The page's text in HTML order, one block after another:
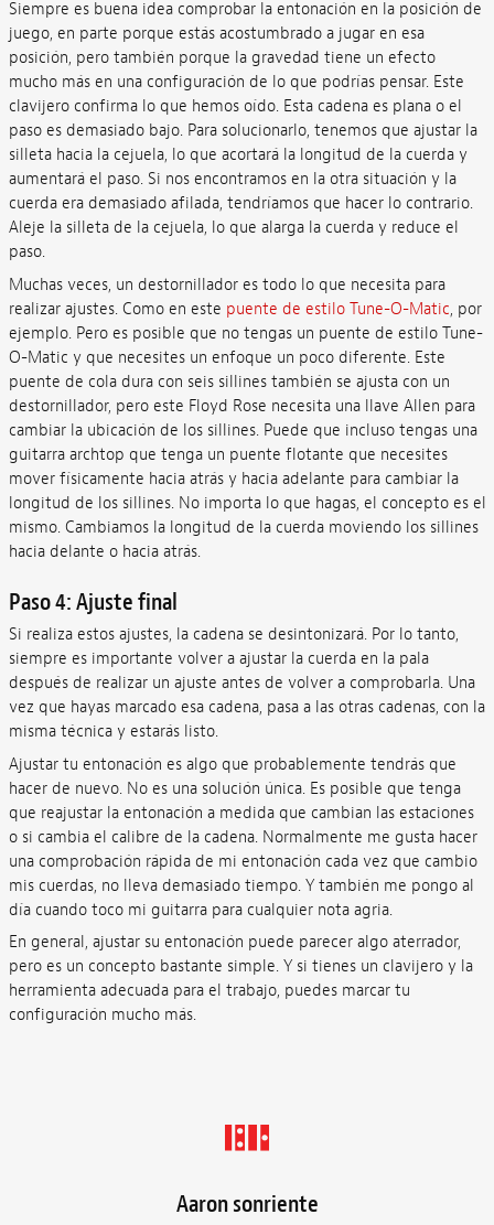
Siempre es buena idea comprobar la entonación en la posición de
juego, en parte porque estás acostumbrado a jugar en esa
posición, pero también porque la gravedad tiene un efecto
mucho más en una configuración de lo que podrías pensar. Este
clavijero confirma lo que hemos oído. Esta cadena es plana o el
paso es demasiado bajo. Para solucionarlo, tenemos que ajustar la
silleta hacia la cejuela, lo que acortará la longitud de la cuerda y
aumentará el paso. Si nos encontramos en la otra situación y la
cuerda era demasiado afilada, tendríamos que hacer lo contrario.
Aleje la silleta de la cejuela, lo que alarga la cuerda y reduce el
paso.
Muchas veces, un destornillador es todo lo que necesita para
realizar ajustes. Como en este puente de estilo Tune-O-Matic, por
ejemplo. Pero es posible que no tengas un puente de estilo Tune-
O-Matic y que necesites un enfoque un poco diferente. Este
puente de cola dura con seis sillines también se ajusta con un
destornillador, pero este Floyd Rose necesita una llave Allen para
cambiar la ubicación de los sillines. Puede que incluso tengas una
guitarra archtop que tenga un puente flotante que necesites
mover físicamente hacia atrás y hacia adelante para cambiar la
longitud de los sillines. No importa lo que hagas, el concepto es el
mismo. Cambiamos la longitud de la cuerda moviendo los sillines
hacia delante o hacia atrás.
Paso 4: Ajuste final
Si realiza estos ajustes, la cadena se desintonizará. Por lo tanto,
siempre es importante volver a ajustar la cuerda en la pala
después de realizar un ajuste antes de volver a comprobarla. Una
vez que hayas marcado esa cadena, pasa a las otras cadenas, con la
misma técnica y estarás listo.
Ajustar tu entonación es algo que probablemente tendrás que
hacer de nuevo. No es una solución única. Es posible que tenga
que reajustar la entonación a medida que cambian las estaciones
o si cambia el calibre de la cadena. Normalmente me gusta hacer
una comprobación rápida de mi entonación cada vez que cambio
mis cuerdas, no lleva demasiado tiempo. Y también me pongo al
día cuando toco mi guitarra para cualquier nota agria.
En general, ajustar su entonación puede parecer algo aterrador,
pero es un concepto bastante simple. Y si tienes un clavijero y la
herramienta adecuada para el trabajo, puedes marcar tu
configuración mucho más.
Aaron sonriente